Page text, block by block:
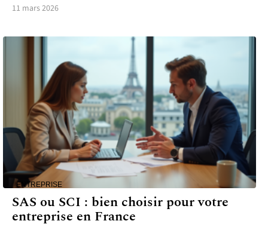
11 mars 2026
ENTREPRISE
SAS ou SCI : bien choisir pour votre
entreprise en France